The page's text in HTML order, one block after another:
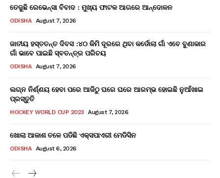
ତେଜୁଛି ରେଭେନ୍ସା ବିବାଦ : ମୁଖ୍ୟ ଫାଟକ ଆଗରେ ଆନ୍ଦୋଳନ
ODISHA August 7, 2026
ଜାତୀୟ ହସ୍ତତନ୍ତ ଦିବସ :୪୦ କିମି ଦୂରରେ ଥିବା କର୍ଡୋଲା ଗାଁ ଏବେ ବୁଣାକାର
ଗାଁ ଭାବେ ପାଇଛି ସ୍ବତନ୍ତ୍ର ପରିଚୟ
ODISHA August 7, 2026
ଲଗ୍ନ ନିର୍ଣ୍ଣୟ ହେବା ପରେ ଆଜିଠୁ ଘରେ ଘରେ ଆରମ୍ଭ ହୋଇଛି ନୁଆଁଖାଇ
ପ୍ରସ୍ତୁତି
HOCKEY WORLD CUP 2023 August 7, 2026
ଖୋଲା ଆକାଶ ତଳେ ପଡିଛି ଏକ୍ସପାଏରୀ ମେଡିସିନ
ODISHA August 6, 2026